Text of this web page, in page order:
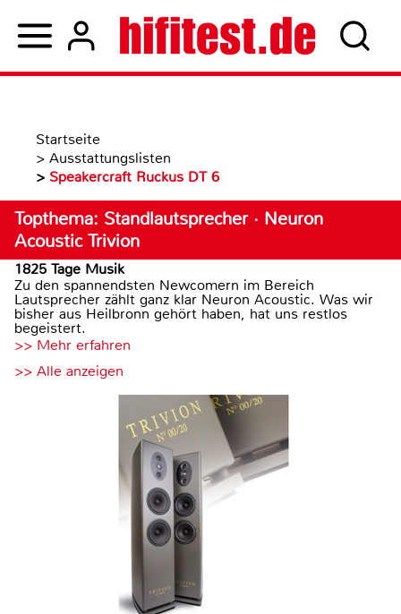
Startseite
> Ausstattungslisten
> Speakercraft Ruckus DT 6
Topthema: Standlautsprecher · Neuron
Acoustic Trivion
1825 Tage Musik
Zu den spannendsten Newcomern im Bereich
Lautsprecher zählt ganz klar Neuron Acoustic. Was wir
bisher aus Heilbronn gehört haben, hat uns restlos
begeistert.
>> Mehr erfahren
>> Alle anzeigen